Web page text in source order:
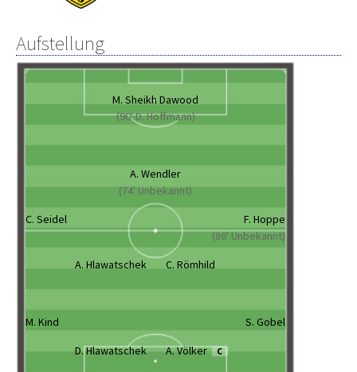
Aufstellung
M. Sheikh Dawood
(90' D. Hoffmann)
A. Wendler
(74' Unbekannt)
C. Seidel
F. Hoppe
(86' Unbekannt)
A. Hlawatschek
C. Römhild
M. Kind
S. Gobel
D. Hlawatschek
A. Völker C